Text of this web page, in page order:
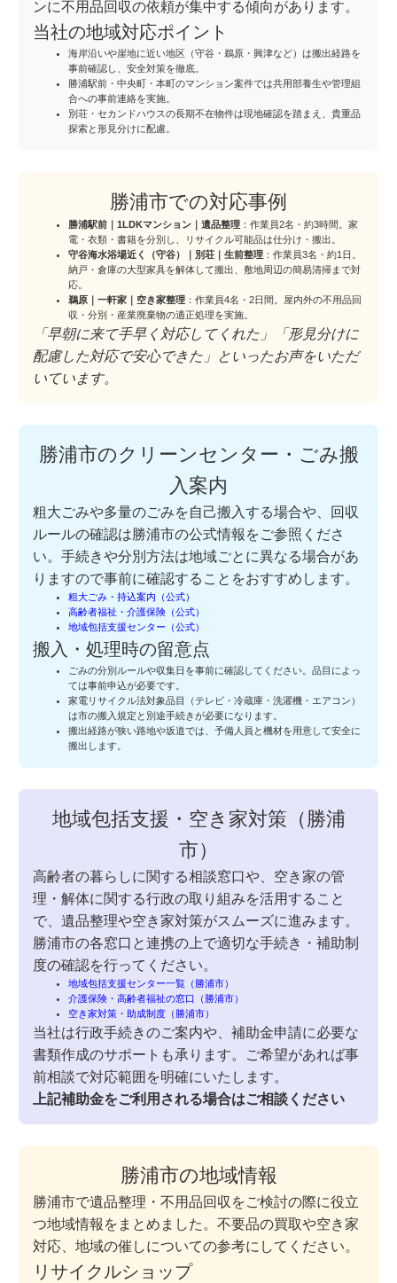
ンに不用品回収の依頼が集中する傾向があります。
当社の地域対応ポイント
海岸沿いや崖地に近い地区（守谷・鵜原・興津など）は搬出経路を
事前確認し、安全対策を徹底。
勝浦駅前・中央町・本町のマンション案件では共用部養生や管理組
合への事前連絡を実施。
別荘・セカンドハウスの長期不在物件は現地確認を踏まえ、貴重品
探索と形見分けに配慮。
勝浦市での対応事例
勝浦駅前｜1LDKマンション｜遺品整理 ：作業員2名・約3時間。家
電・衣類・書籍を分別し、リサイクル可能品は仕分け・搬出。
守谷海水浴場近く（守谷）｜別荘｜生前整理 ：作業員3名・約1日。
納戸・倉庫の大型家具を解体して搬出、敷地周辺の簡易清掃まで対
応。
鵜原｜一軒家｜空き家整理 ：作業員4名・2日間。屋内外の不用品回
収・分別・産業廃棄物の適正処理を実施。
「早朝に来て手早く対応してくれた」「形見分けに
配慮した対応で安心できた」といったお声をいただ
いています。
勝浦市のクリーンセンター・ごみ搬
入案内
粗大ごみや多量のごみを自己搬入する場合や、回収
ルールの確認は勝浦市の公式情報をご参照くださ
い。手続きや分別方法は地域ごとに異なる場合があ
りますので事前に確認することをおすすめします。
粗大ごみ・持込案内（公式）
高齢者福祉・介護保険（公式）
地域包括支援センター（公式）
搬入・処理時の留意点
ごみの分別ルールや収集日を事前に確認してください。品目によっ
ては事前申込が必要です。
家電リサイクル法対象品目（テレビ・冷蔵庫・洗濯機・エアコン）
は市の搬入規定と別途手続きが必要になります。
搬出経路が狭い路地や坂道では、予備人員と機材を用意して安全に
搬出します。
地域包括支援・空き家対策（勝浦
市）
高齢者の暮らしに関する相談窓口や、空き家の管
理・解体に関する行政の取り組みを活用すること
で、遺品整理や空き家対策がスムーズに進みます。
勝浦市の各窓口と連携の上で適切な手続き・補助制
度の確認を行ってください。
地域包括支援センター一覧（勝浦市）
介護保険・高齢者福祉の窓口（勝浦市）
空き家対策・助成制度（勝浦市）
当社は行政手続きのご案内や、補助金申請に必要な
書類作成のサポートも承ります。ご希望があれば事
前相談で対応範囲を明確にいたします。
上記補助金をご利用される場合はご相談ください
勝浦市の地域情報
勝浦市で遺品整理・不用品回収をご検討の際に役立
つ地域情報をまとめました。不要品の買取や空き家
対応、地域の催しについての参考にしてください。
リサイクルショップ